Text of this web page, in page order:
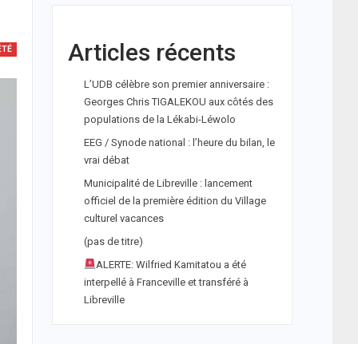
Articles récents
L’UDB célèbre son premier anniversaire :
Georges Chris TIGALEKOU aux côtés des
populations de la Lékabi-Léwolo
EEG / Synode national : l’heure du bilan, le
vrai débat
Municipalité de Libreville : lancement
officiel de la première édition du Village
culturel vacances
(pas de titre)
ALERTE: Wilfried Kamitatou a été
interpellé à Franceville et transféré à
Libreville